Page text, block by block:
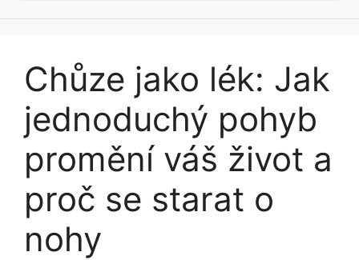
Chůze jako lék: Jak
jednoduchý pohyb
promění váš život a
proč se starat o
nohy